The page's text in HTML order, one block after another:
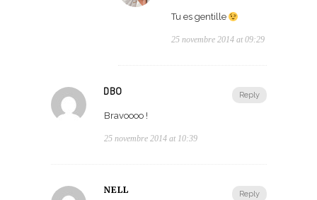
Tu es gentille
25 novembre 2014 at 09:29
Reply
DBO
Bravoooo !
25 novembre 2014 at 10:39
Reply
NELL